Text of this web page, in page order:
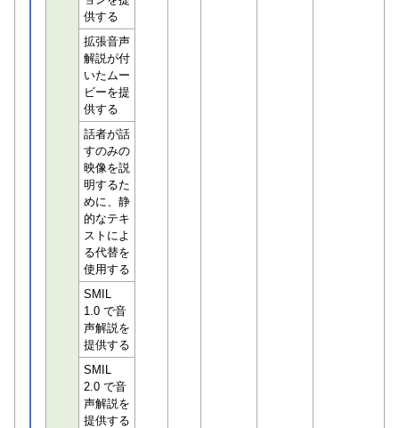
供する
拡張音声
解説が付
いたムー
ビーを提
供する
話者が話
すのみの
映像を説
明するた
めに、静
的なテキ
ストによ
る代替を
使用する
SMIL
1.0 で音
声解説を
提供する
SMIL
2.0 で音
声解説を
提供する